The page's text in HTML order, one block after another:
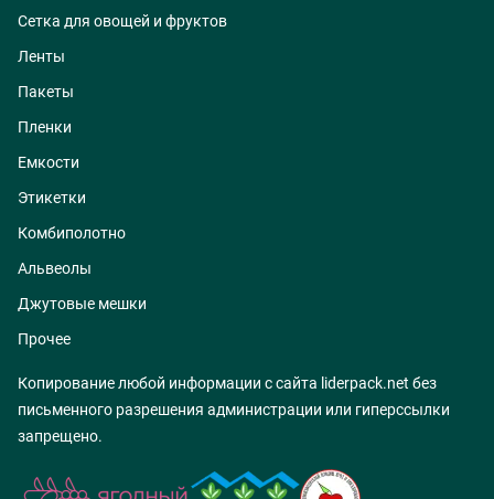
Сетка для овощей и фруктов
Ленты
Пакеты
Пленки
Емкости
Этикетки
Комбиполотно
Альвеолы
Джутовые мешки
Прочее
Копирование любой информации с сайта liderpack.net без
письменного разрешения администрации или гиперссылки
запрещено.